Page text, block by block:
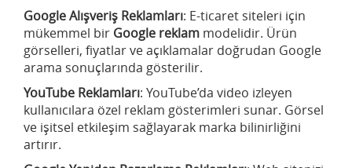
Google Alışveriş Reklamları: E-ticaret siteleri için
mükemmel bir Google reklam modelidir. Ürün
görselleri, fiyatlar ve açıklamalar doğrudan Google
arama sonuçlarında gösterilir.
YouTube Reklamları: YouTube’da video izleyen
kullanıcılara özel reklam gösterimleri sunar. Görsel
ve işitsel etkileşim sağlayarak marka bilinirliğini
artırır.